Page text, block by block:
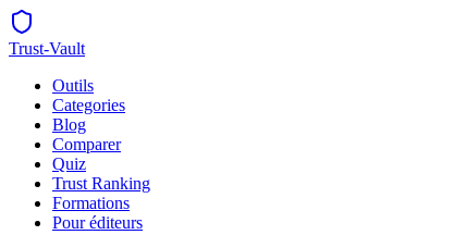
Trust-Vault
Outils
Categories
Blog
Comparer
Quiz
Trust Ranking
Formations
Pour éditeurs